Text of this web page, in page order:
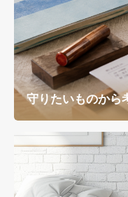
守りたいものから